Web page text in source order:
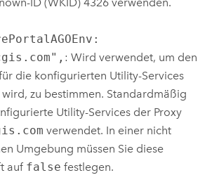
: Wird verwendet, um den
die konfigurierten Utility-Services
zu bestimmen. Standardmäßig
Utility-Services der Proxy
verwendet. In einer nicht
Umgebung müssen Sie diese
auf false festlegen.